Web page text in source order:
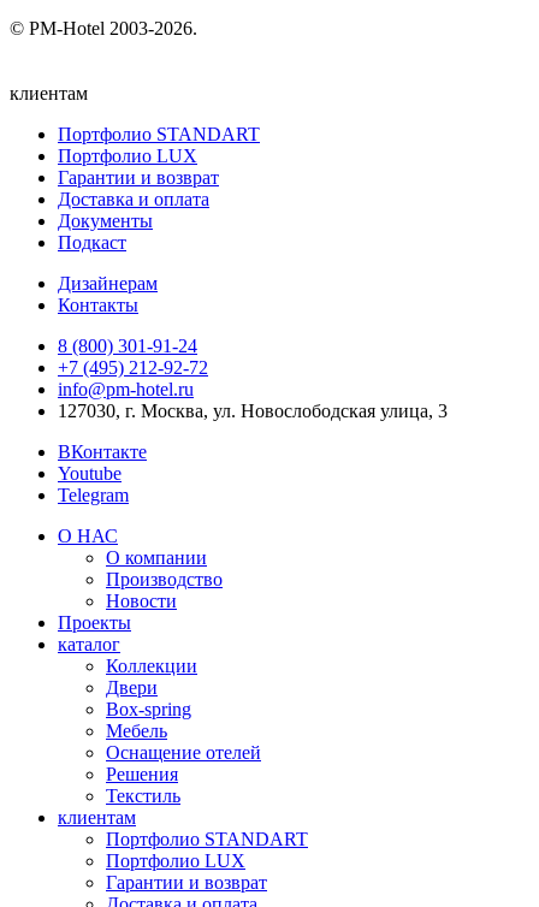
© PM-Hotel 2003-2026.
клиентам
Портфолио STANDART
Портфолио LUX
Гарантии и возврат
Доставка и оплата
Документы
Подкаст
Дизайнерам
Контакты
8 (800) 301‑91‑24
+7 (495) 212‑92‑72
info@pm-hotel.ru
127030, г. Москва, ул. Новослободская улица, 3
ВКонтакте
Youtube
Telegram
О НАС
О компании
Производство
Новости
Проекты
каталог
Коллекции
Двери
Box-spring
Мебель
Оснащение отелей
Решения
Текстиль
клиентам
Портфолио STANDART
Портфолио LUX
Гарантии и возврат